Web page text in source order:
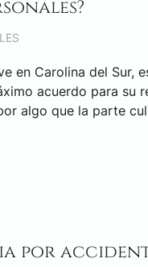
en Carolina del Sur,
acuerdo para su
algo que la parte
por